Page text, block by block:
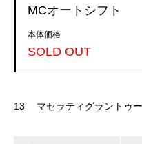
MCオートシフト
本体価格
SOLD OUT
13’ マセラティグラントゥ